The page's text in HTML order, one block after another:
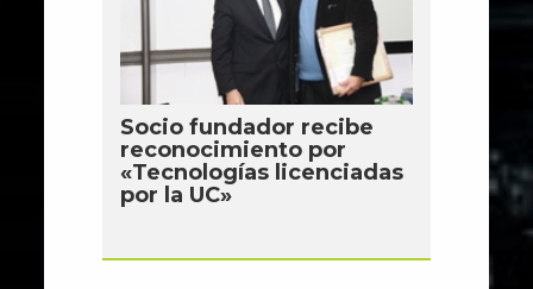
Socio fundador recibe
reconocimiento por
«Tecnologías licenciadas
por la UC»